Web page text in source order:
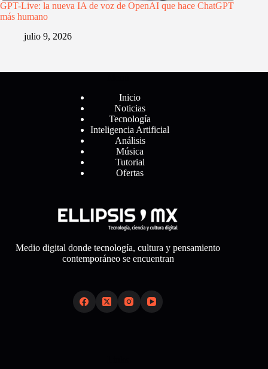
GPT-Live: la nueva IA de voz de OpenAI que hace ChatGPT
más humano
julio 9, 2026
Inicio
Noticias
Tecnología
Inteligencia Artificial
Análisis
Música
Tutorial
Ofertas
Medio digital donde tecnología, cultura y pensamiento
contemporáneo se encuentran